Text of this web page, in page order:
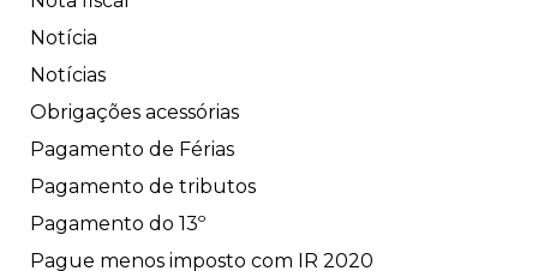
Notícia
Notícias
Obrigações acessórias
Pagamento de Férias
Pagamento de tributos
Pagamento do 13º
Pague menos imposto com IR 2020